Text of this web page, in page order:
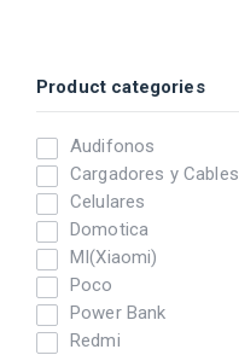
Product categories
Audifonos
Cargadores y Cables
Celulares
Domotica
MI(Xiaomi)
Poco
Power Bank
Redmi